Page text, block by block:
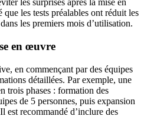
les surprises après la mise en
les tests préalables ont réduit les
les premiers mois d’utilisation.
en œuvre
en commençant par des équipes
détaillées. Par exemple, une
trois phases : formation des
de 5 personnes, puis expansion
est recommandé d’inclure des